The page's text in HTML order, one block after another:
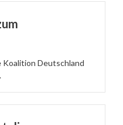
Koalition Deutschland